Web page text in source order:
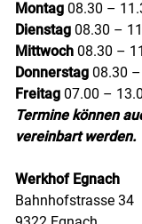
Montag 08.30 –
Dienstag 08.30 –
Mittwoch 08.30 –
Donnerstag 08.30
Freitag 07.00 –
Termine können
vereinbart werden.
Werkhof Egnach
Bahnhofstrasse 34